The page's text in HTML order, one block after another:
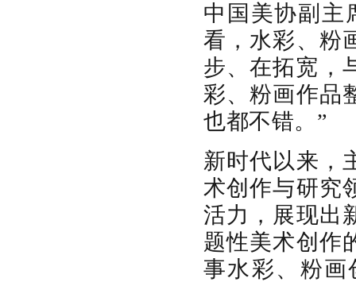
中国美协副主
看，水彩、粉
步、在拓宽，
彩、粉画作品
也都不错。”
新时代以来，
术创作与研究
活力，展现出
题性美术创作
事水彩、粉画